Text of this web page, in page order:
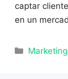
captar
en un
Categorías
Marketing